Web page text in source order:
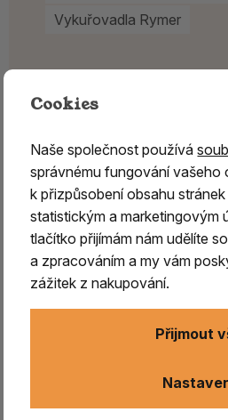
Vykuřovadla Rymer
Cookies
Naše společnost používá
správnému fungování vašeho
k přizpůsobení obsahu
statistickým a marketingovým
tlačítko přijímám nám udělíte
a zpracováním a my vám
zážitek z nakupování.
Přijmout